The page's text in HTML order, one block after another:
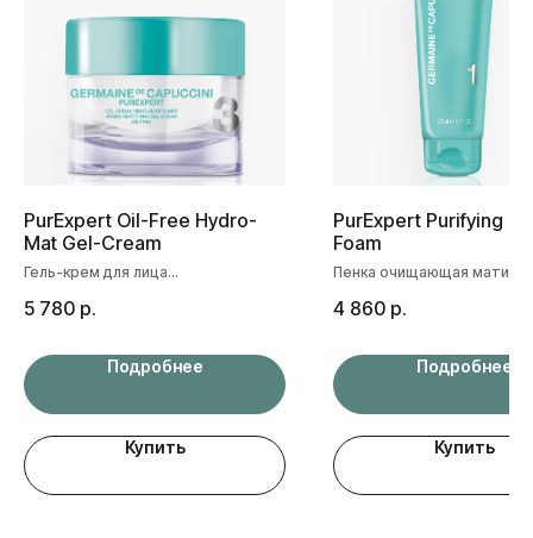
PurExpert Oil-Free Hydro-
Mat Gel-Cream
Гель-крем для лица
5 780 р.
Подробнее
Купить
PurExpert Purifying
Foam
Пенка очищающая
4 860 р.
Подробнее
Купить